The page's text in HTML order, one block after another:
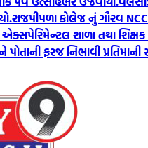
રાજપીપળા કોલેજ નું ગૌરવ
એક્સપેરિમેન્ટલ શાળા તથા
ફરજ નિભાવી પ્રતિમાની